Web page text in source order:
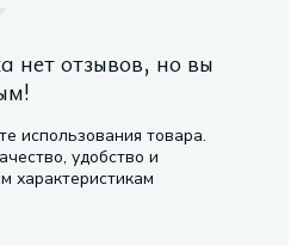
нет отзывов, но вы
использования товара.
удобство и
характеристикам